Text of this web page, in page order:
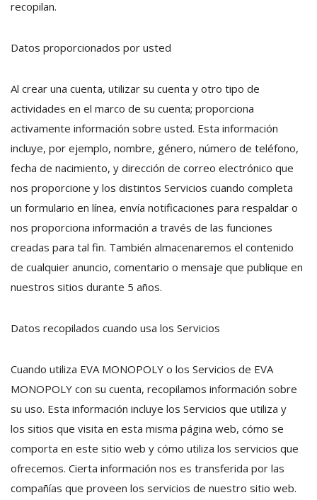
recopilan.
Datos proporcionados por usted
Al crear una cuenta, utilizar su cuenta y otro tipo de
actividades en el marco de su cuenta; proporciona
activamente información sobre usted. Esta información
incluye, por ejemplo, nombre, género, número de teléfono,
fecha de nacimiento, y dirección de correo electrónico que
nos proporcione y los distintos Servicios cuando completa
un formulario en línea, envía notificaciones para respaldar o
nos proporciona información a través de las funciones
creadas para tal fin. También almacenaremos el contenido
de cualquier anuncio, comentario o mensaje que publique en
nuestros sitios durante 5 años.
Datos recopilados cuando usa los Servicios
Cuando utiliza EVA MONOPOLY o los Servicios de EVA
MONOPOLY con su cuenta, recopilamos información sobre
su uso. Esta información incluye los Servicios que utiliza y
los sitios que visita en esta misma página web, cómo se
comporta en este sitio web y cómo utiliza los servicios que
ofrecemos. Cierta información nos es transferida por las
compañías que proveen los servicios de nuestro sitio web.